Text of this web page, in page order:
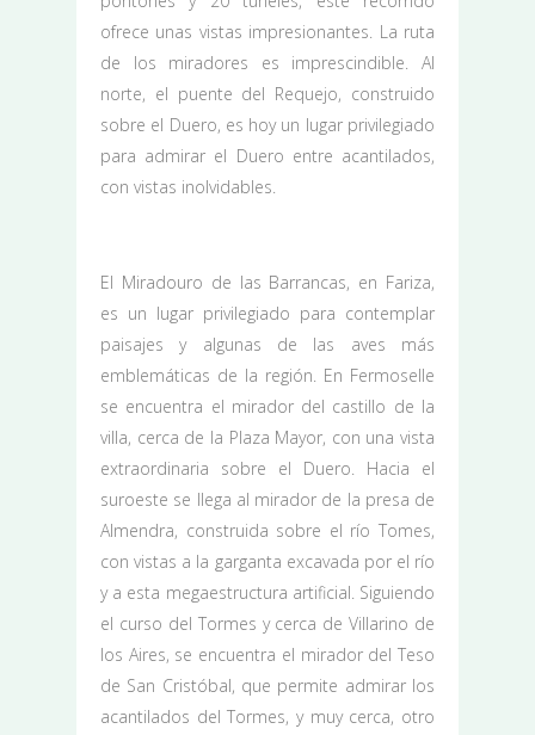
ofrece unas vistas impresionantes. La ruta
de los miradores es imprescindible. Al
norte, el puente del Requejo, construido
sobre el Duero, es hoy un lugar privilegiado
para admirar el Duero entre acantilados,
con vistas inolvidables.
El Miradouro de las Barrancas, en Fariza,
es un lugar privilegiado para contemplar
paisajes y algunas de las aves más
emblemáticas de la región. En Fermoselle
se encuentra el mirador del castillo de la
villa, cerca de la Plaza Mayor, con una vista
extraordinaria sobre el Duero. Hacia el
suroeste se llega al mirador de la presa de
Almendra, construida sobre el río Tomes,
con vistas a la garganta excavada por el río
y a esta megaestructura artificial. Siguiendo
el curso del Tormes y cerca de Villarino de
los Aires, se encuentra el mirador del Teso
de San Cristóbal, que permite admirar los
acantilados del Tormes, y muy cerca, otro